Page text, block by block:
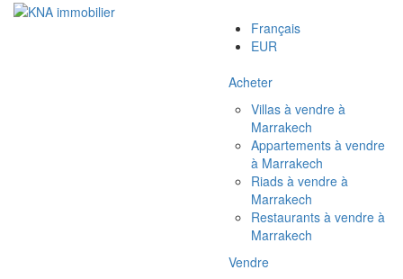
Français
EUR
Acheter
Villas à vendre à
Marrakech
Appartements à vendre
à Marrakech
Riads à vendre à
Marrakech
Restaurants à vendre à
Marrakech
Vendre